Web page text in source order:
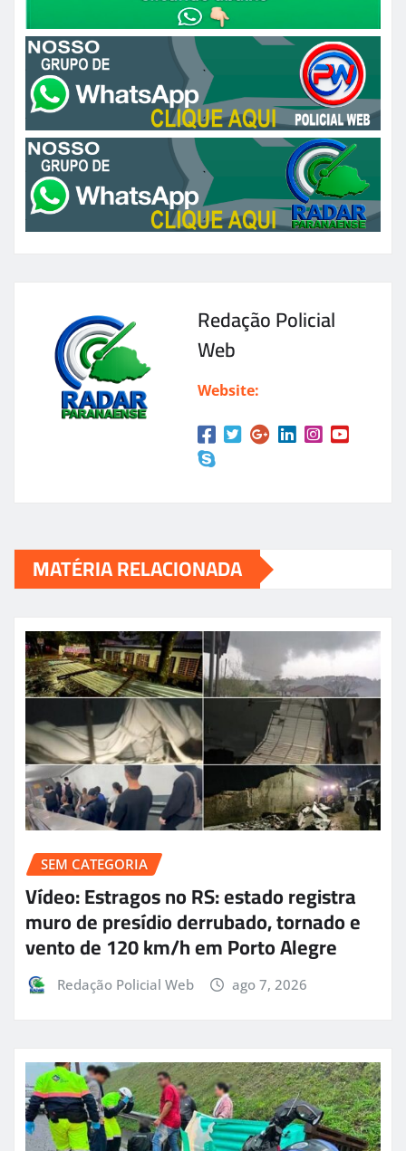
Redação Policial
Web
Website:
MATÉRIA RELACIONADA
SEM CATEGORIA
Vídeo: Estragos no RS: estado registra
muro de presídio derrubado, tornado e
vento de 120 km/h em Porto Alegre
Redação Policial Web ago 7, 2026